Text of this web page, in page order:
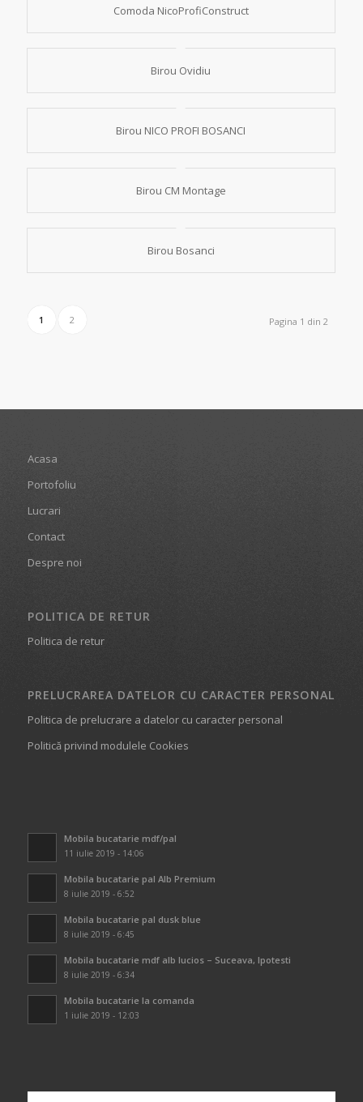
Comoda NicoProfiConstruct
Birou Ovidiu
Birou NICO PROFI BOSANCI
Birou CM Montage
Birou Bosanci
Pagina 1 din 2
1 2
Acasa
Portofoliu
Lucrari
Contact
Despre noi
POLITICA DE RETUR
Politica de retur
PRELUCRAREA DATELOR CU CARACTER PERSONAL
Politica de prelucrare a datelor cu caracter personal
Politică privind modulele Cookies
Mobila bucatarie mdf/pal
11 iulie 2019 - 14:06
Mobila bucatarie pal Alb Premium
8 iulie 2019 - 6:52
Mobila bucatarie pal dusk blue
8 iulie 2019 - 6:45
Mobila bucatarie mdf alb lucios – Suceava, Ipotesti
8 iulie 2019 - 6:34
Mobila bucatarie la comanda
1 iulie 2019 - 12:03